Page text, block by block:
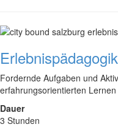
Fordernde Aufgaben und
erfahrungsorientierten
Dauer
3 Stunden